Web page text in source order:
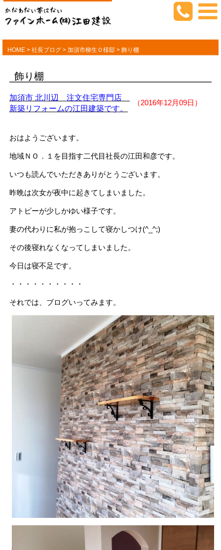
HOME > 社長ブログ > 加須市柳生Ｏ様邸 > 飾り棚
飾り棚
（2016年12月09日）
加須市 北川辺 注文住宅専門店
新築リフォームの江田建築です。
おはようございます。
地域ＮＯ．１を目指す二代目社長の江田和彦です。
いつも読んでいただきありがとうございます。
昨晩は次女が夜中に起きてしまいました。
アトピーが少しかゆい様子です。
妻の代わりに私が抱っこして寝かしつけ(^_^;)
その後寝れなくなってしまいました。
今日は寝不足です。
・・・・・・・・・・
それでは、ブログいってみます。